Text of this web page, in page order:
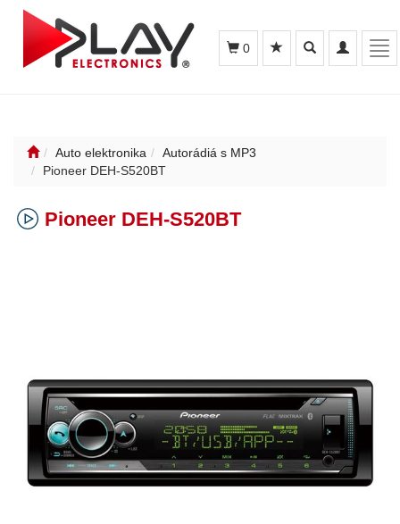
Toggle
navigation
Toggle
search
0
Auto elektronika
Autorádiá s MP3
Pioneer DEH-S520BT
Pioneer DEH-S520BT